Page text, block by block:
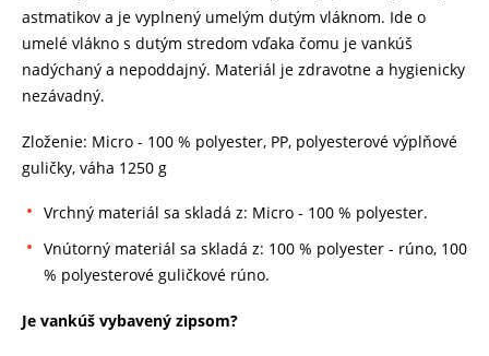
astmatikov a je vyplnený umelým dutým vláknom. Ide o
umelé vlákno s dutým stredom vďaka čomu je vankúš
nadýchaný a nepoddajný. Materiál je zdravotne a hygienicky
nezávadný.
Zloženie: Micro - 100 % polyester, PP, polyesterové výplňové
guličky, váha 1250 g
Vrchný materiál sa skladá z: Micro - 100 % polyester.
Vnútorný materiál sa skladá z: 100 % polyester - rúno, 100
% polyesterové guličkové rúno.
Je vankúš vybavený zipsom?